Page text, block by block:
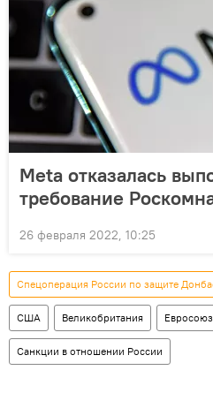
Meta отказалась
требование
26 февраля 2022, 10:25
Спецоперация России по защите
США Великобритания Евросоюз
Санкции в отношении России